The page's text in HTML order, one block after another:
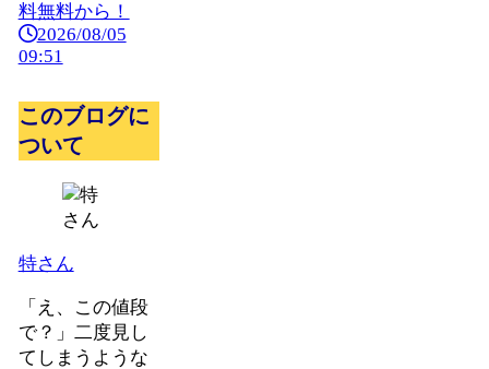
料無料から！
2026/08/05
09:51
このブログに
ついて
特さん
「え、この値段
で？」二度見し
てしまうような